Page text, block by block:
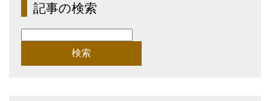
記事の検索
検
索: